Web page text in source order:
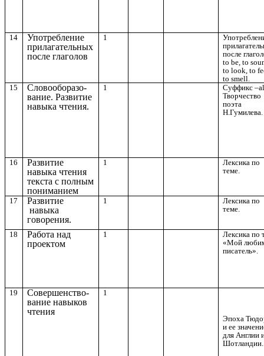
14
Употребление
прилагательных
после глаголов
1
после
to be, to
to look, to
to smell.
15
Словооборазо-
вание. Развитие
навыка чтения.
1
Суффикс
Творчество
поэта
Н.Гумилева.
16
Развитие
навыка чтения
текста с полным
пониманием
1
Лексика по
теме.
17
Развитие
навыка
говорения.
1
Лексика по
теме.
18
Работа над
проектом
1
Лексика по
«Мой
писатель».
19
Совершенство-
вание навыков
чтения
1
Эпоха
и ее
для Англии
Шотландии.